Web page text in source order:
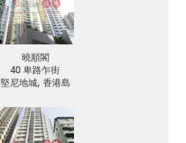
曉順閣
40 卑路乍街
堅尼地城, 香港島